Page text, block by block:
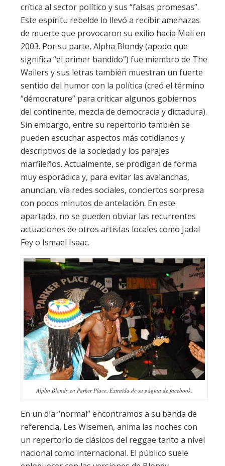
crítica al sector político y sus “falsas promesas”.
Este espíritu rebelde lo llevó a recibir amenazas
de muerte que provocaron su exilio hacia Mali en
2003. Por su parte, Alpha Blondy (apodo que
significa “el primer bandido”) fue miembro de The
Wailers y sus letras también muestran un fuerte
sentido del humor con la política (creó el término
“démocrature” para criticar algunos gobiernos
del continente, mezcla de democracia y dictadura).
Sin embargo, entre su repertorio también se
pueden escuchar aspectos más cotidianos y
descriptivos de la sociedad y los parajes
marfileños. Actualmente, se prodigan de forma
muy esporádica y, para evitar las avalanchas,
anuncian, vía redes sociales, conciertos sorpresa
con pocos minutos de antelación. En este
apartado, no se pueden obviar las recurrentes
actuaciones de otros artistas locales como Jadal
Fey o Ismael Isaac.
Alpha Blondy en Parker Place. Extraída de su página de facebook.
En un día “normal” encontramos a su banda de
referencia, Les Wisemen, anima las noches con
un repertorio de clásicos del reggae tanto a nivel
nacional como internacional. El público suele